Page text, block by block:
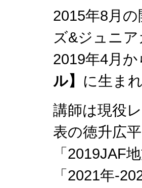
2015年8月
ズ&ジュニ
2019年4月か
ル】 に生ま
講師は現役
表の徳升広平
「2019JAF
「2021年-